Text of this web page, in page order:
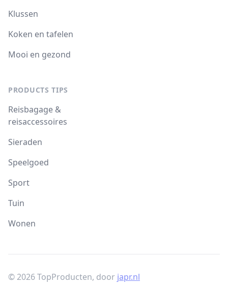
Klussen
Koken en tafelen
Mooi en gezond
PRODUCTS TIPS
Reisbagage &
reisaccessoires
Sieraden
Speelgoed
Sport
Tuin
Wonen
© 2026 TopProducten, door japr.nl